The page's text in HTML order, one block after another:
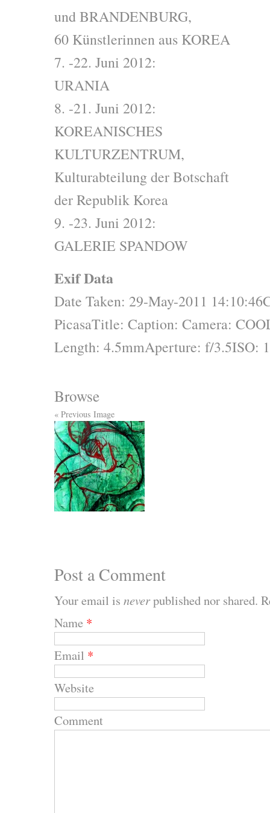
und BRANDENBURG,
60 Künstlerinnen aus KOREA
7. -22. Juni 2012:
URANIA
8. -21. Juni 2012:
KOREANISCHES
KULTURZENTRUM,
Kulturabteilung der Botschaft
der Republik Korea
9. -23. Juni 2012:
GALERIE SPANDOW
Exif Data
Date Taken: 29-May-2011 14:10:46
PicasaTitle: Caption: Camera:
Length: 4.5mmAperture: f/3.5ISO:
Browse
« Previous Image
Post a Comment
Your email is neverpublished nor shared.
Name *
Email *
Website
Comment